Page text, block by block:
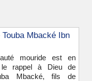
Mbacké Ibn
mouride est en
rappel à Dieu de
Mbacké, fils de